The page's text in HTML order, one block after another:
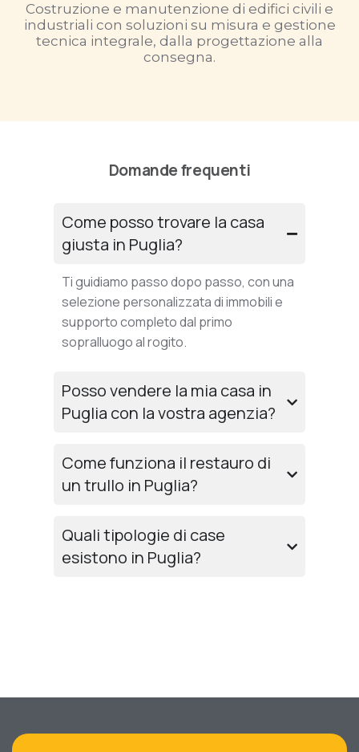
Costruzione e manutenzione di edifici civili e
industriali con soluzioni su misura e gestione
tecnica integrale, dalla progettazione alla
consegna.
Domande frequenti
Come posso trovare la casa
giusta in Puglia?
Ti guidiamo passo dopo passo, con una
selezione personalizzata di immobili e
supporto completo dal primo
sopralluogo al rogito.
Posso vendere la mia casa in
Puglia con la vostra agenzia?
Come funziona il restauro di
un trullo in Puglia?
Quali tipologie di case
esistono in Puglia?